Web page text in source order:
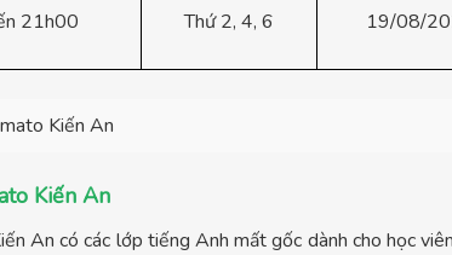
21h00 Thứ 2, 4, 6 19/08/
Kiến An
Kiến An
An có các lớp tiếng Anh mất gốc dành cho học